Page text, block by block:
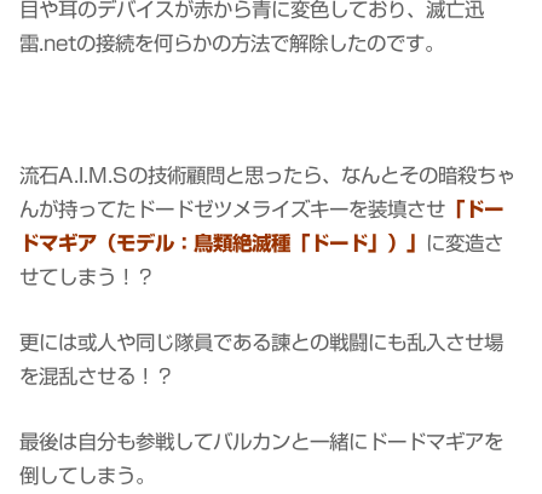
目や耳のデバイスが赤から青に変色しており、滅亡迅
雷.netの接続を何らかの方法で解除したのです。
流石A.I.M.Sの技術顧問と思ったら、なんとその暗殺ちゃ
んが持ってたドードゼツメライズキーを装填させ 「ドー
ドマギア（モデル：鳥類絶滅種「ドード」）」 に変造さ
せてしまう！？
更には或人や同じ隊員である諫との戦闘にも乱入させ場
を混乱させる！？
最後は自分も参戦してバルカンと一緒にドードマギアを
倒してしまう。